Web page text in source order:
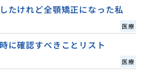
たけれど全顎矯正になった私
医療
に確認すべきことリスト
医療